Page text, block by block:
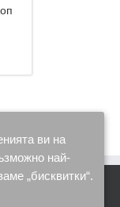
ви на
най-
„бисквитки“.